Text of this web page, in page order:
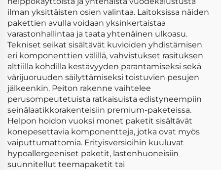
ilman yksittäisten osien valintaa. Laitoksissa näiden
pakettien avulla voidaan yksinkertaistaa
varastonhallintaa ja taata yhtenäinen ulkoasu.
Tekniset seikat sisältävät kuvioiden yhdistämisen
eri komponenttien välillä, vahvistukset rasituksen
alttiilla kohdilla kestävyyden parantamiseksi sekä
värijuoruuden säilyttämiseksi toistuvien pesujen
jälkeenkin. Peiton rakenne vaihtelee
perusompeutetuista ratkaisuista edistyneempiin
seinälaatikkorakenteisiin premium-paketeissa.
Helpon hoidon vuoksi monet paketit sisältävät
konepesettavia komponentteja, jotka ovat myös
vaiputtumattomia. Erityisversioihin kuuluvat
hypoallergeeniset paketit, lastenhuoneisiin
suunnitellut teemapaketit tai